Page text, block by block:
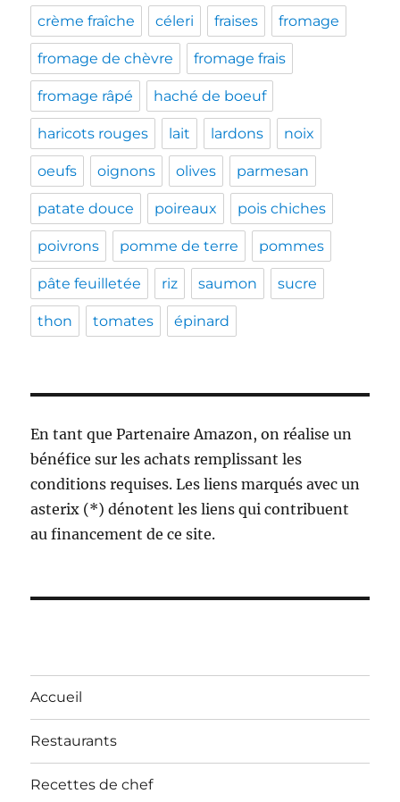
crème fraîche céleri fraises fromage
fromage de chèvre fromage frais
fromage râpé haché de boeuf
haricots rouges lait lardons noix
oeufs oignons olives parmesan
patate douce poireaux pois chiches
poivrons pomme de terre pommes
pâte feuilletée riz saumon sucre
thon tomates épinard
En tant que Partenaire Amazon, on réalise un
bénéfice sur les achats remplissant les
conditions requises. Les liens marqués avec un
asterix (*) dénotent les liens qui contribuent
au financement de ce site.
Accueil
Restaurants
Recettes de chef